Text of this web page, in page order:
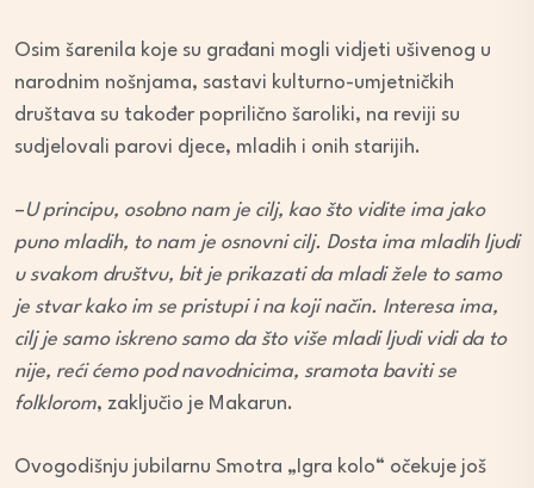
Osim šarenila koje su građani mogli vidjeti ušivenog u
narodnim nošnjama, sastavi kulturno-umjetničkih
društava su također poprilično šaroliki, na reviji su
sudjelovali parovi djece, mladih i onih starijih.
–U principu, osobno nam je cilj, kao što vidite ima jako
puno mladih, to nam je osnovni cilj. Dosta ima mladih ljudi
u svakom društvu, bit je prikazati da mladi žele to samo
je stvar kako im se pristupi i na koji način. Interesa ima,
cilj je samo iskreno samo da što više mladi ljudi vidi da to
nije, reći ćemo pod navodnicima, sramota baviti se
folklorom, zaključio je Makarun.
Ovogodišnju jubilarnu Smotra „Igra kolo“ očekuje još